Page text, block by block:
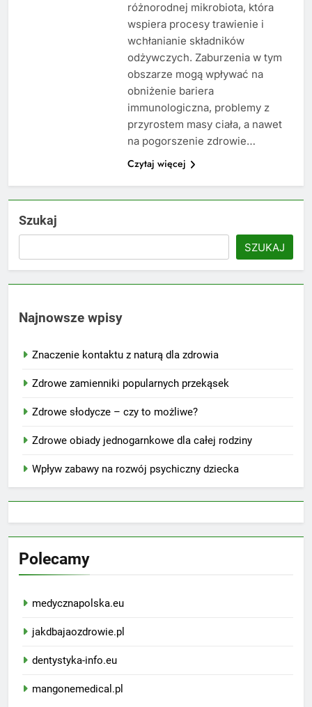
różnorodnej mikrobiota, która
wspiera procesy trawienie i
wchłanianie składników
odżywczych. Zaburzenia w tym
obszarze mogą wpływać na
obniżenie bariera
immunologiczna, problemy z
przyrostem masy ciała, a nawet
na pogorszenie zdrowie…
Czytaj więcej
Szukaj
SZUKAJ
Najnowsze wpisy
Znaczenie kontaktu z naturą dla zdrowia
Zdrowe zamienniki popularnych przekąsek
Zdrowe słodycze – czy to możliwe?
Zdrowe obiady jednogarnkowe dla całej rodziny
Wpływ zabawy na rozwój psychiczny dziecka
Polecamy
medycznapolska.eu
jakdbajaozdrowie.pl
dentystyka-info.eu
mangonemedical.pl